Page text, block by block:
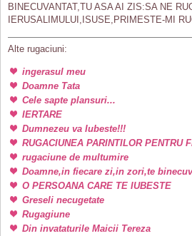
BINECUVANTAT,TU ASA AI ZIS:SA NE
IERUSALIMULUI,ISUSE,PRIMESTE-MI
Alte rugaciuni:
ingerasul meu
Doamne Tata
Cele sapte plansuri...
IERTARE
Dumnezeu va Iubeste!!!
RUGACIUNEA PARINTILOR PENTRU
rugaciune de multumire
Doamne,in fiecare zi,in zori,te
O PERSOANA CARE TE IUBESTE
Greseli necugetate
Rugagiune
Din invataturile Maicii Tereza